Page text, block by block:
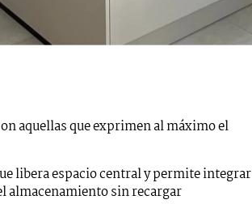
aquellas que exprimen al máximo el
libera espacio central y permite integrar
almacenamiento sin recargar